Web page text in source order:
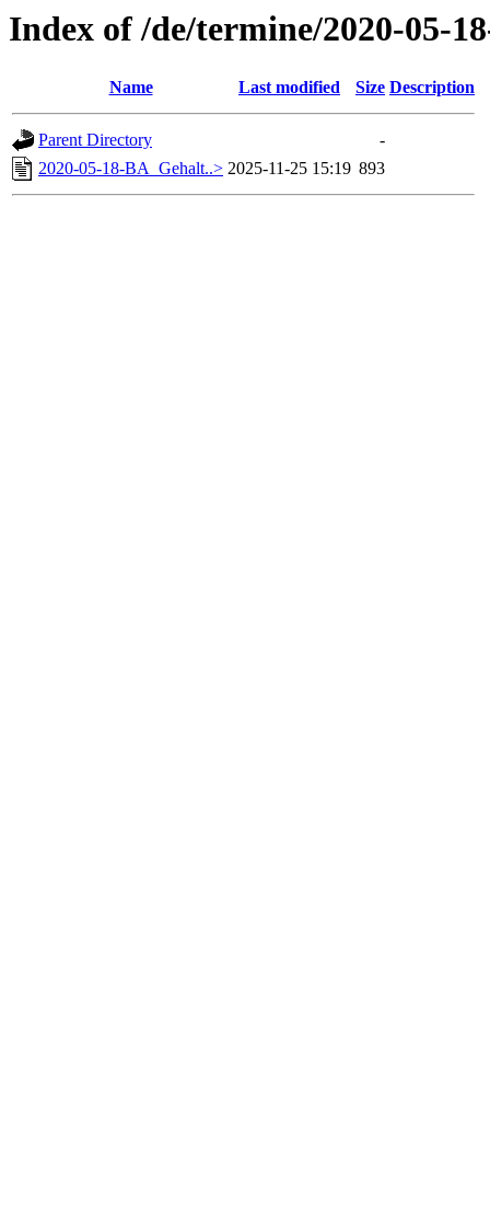
Index of /de/termine/2020-05-
Name Last modified Size Description
Parent Directory
-
2020-05-18-BA_Gehalt..> 2025-11-25 15:19 893